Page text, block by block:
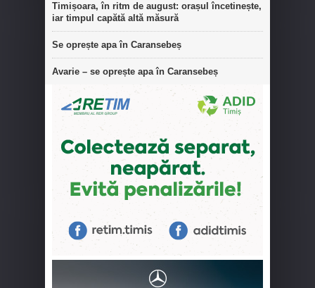
Timișoara, în ritm de august: orașul încetinește,
iar timpul capătă altă măsură
Se oprește apa în Caransebeș
Avarie – se oprește apa în Caransebeș